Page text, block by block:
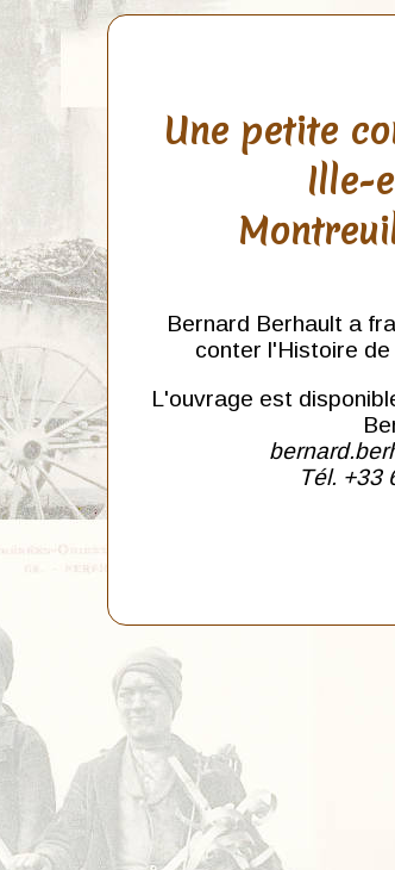
Une petite
Ille-
Bernard Berhault a
conter l'Histoire
L'ouvrage est
Tél. +33